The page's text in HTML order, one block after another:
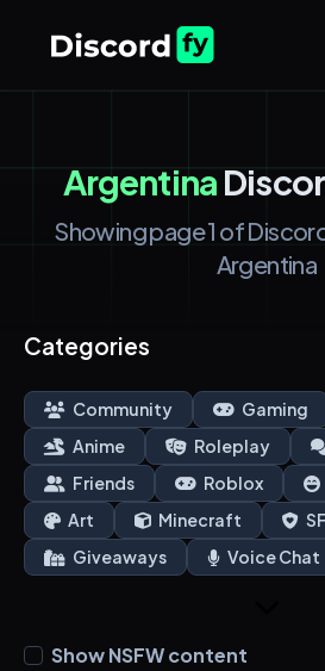
Argentina
Showing page 1 of
Argentina
Categories
Community Gaming
Anime
Roleplay
Friends
Roblox
Art
Minecraft
Giveaways
Voice Chat
Show NSFW content